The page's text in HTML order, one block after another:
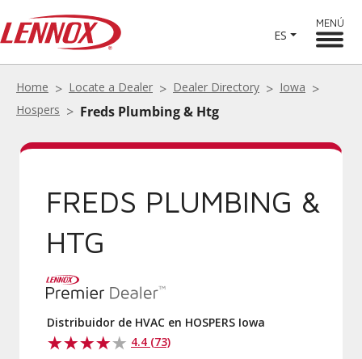
ES
MENÚ
Home Locate a Dealer Dealer Directory
Iowa
Hospers
Freds Plumbing & Htg
FREDS PLUMBING &
HTG
Distribuidor de HVAC en HOSPERS Iowa
4.4 (73)